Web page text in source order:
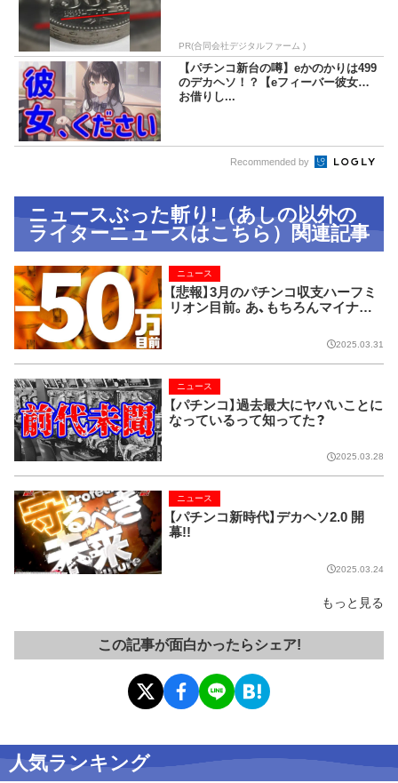
PR(合同会社デジタルファーム )
【パチンコ新台の噂】eかのかりは499
のデカヘソ！？【eフィーバー彼女、
お借りし...
Recommended by
ニュースぶった斬り!（あしの以外の
ライターニュースはこちら）関連記事
【悲報】3月のパチンコ収支ハーフミ
リオン目前。あ、もちろんマイナス
ニュース
2025.03.31
【パチンコ】過去最大にヤバいことに
なっているって知ってた？
ニュース
2025.03.28
【パチンコ新時代】デカヘソ2.0 開
幕!!
ニュース
2025.03.24
もっと見る
この記事が面白かったらシェア!
人気ランキング